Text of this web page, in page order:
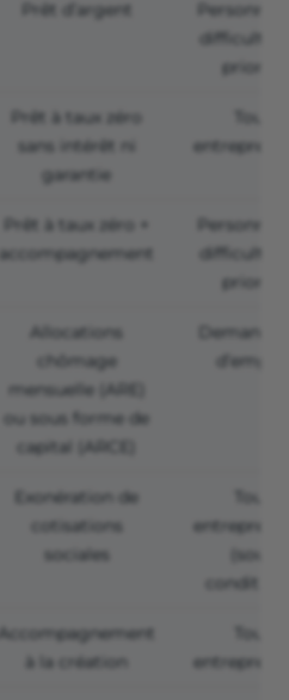
Prêt d’argent
difficultés
priorité
Prêt à taux zéro
sans intérêt ni
garantie
Tous
Prêt à taux zéro +
accompagnement
difficultés
priorité
Allocations
chômage
mensuelle (ARE)
ou sous forme de
capital (ARCE)
d’emploi
Exonération de
cotisations
sociales
Tous
(sous
Accompagnement
à la création
Tous